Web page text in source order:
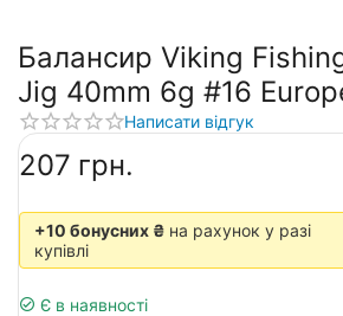
Балансир Viking
Jig 40mm 6g #16
Написати відгук
‍207‍ грн.
+10 бонусних ₴ на рахунок у разі
купівлі
Є в наявності